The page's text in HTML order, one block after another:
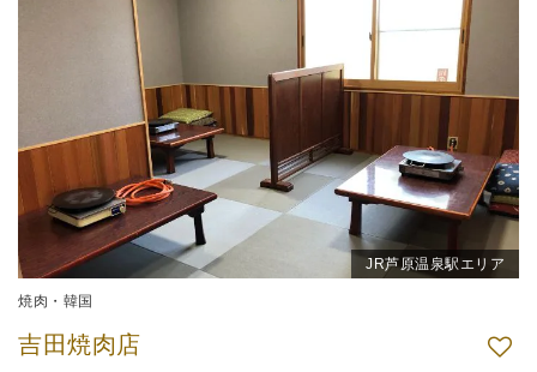
JR芦原温泉駅エリア
焼肉・韓国
吉田焼肉店